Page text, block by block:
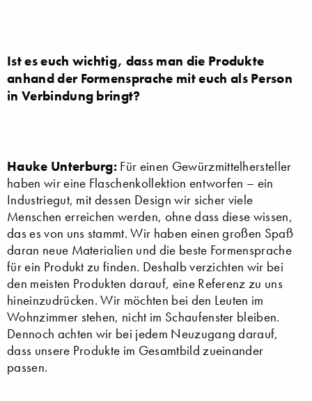
Ist es euch wichtig, dass man die Produkte
anhand der Formensprache mit euch als Person
in Verbindung bringt?
Hauke Unterburg: Für einen Gewürzmittelhersteller
haben wir eine Flaschenkollektion entworfen – ein
Industriegut, mit dessen Design wir sicher viele
Menschen erreichen werden, ohne dass diese wissen,
das es von uns stammt. Wir haben einen großen Spaß
daran neue Materialien und die beste Formensprache
für ein Produkt zu finden. Deshalb verzichten wir bei
den meisten Produkten darauf, eine Referenz zu uns
hineinzudrücken. Wir möchten bei den Leuten im
Wohnzimmer stehen, nicht im Schaufenster bleiben.
Dennoch achten wir bei jedem Neuzugang darauf,
dass unsere Produkte im Gesamtbild zueinander
passen.